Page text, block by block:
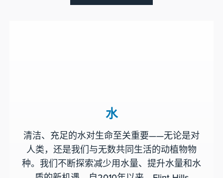
水
清洁、充足的水对生命至关重要——无论是对
人类，还是我们与无数共同生活的动植物物
种。我们不断探索减少用水量、提升水量和水